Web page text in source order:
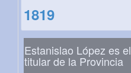
1819
Estanislao López es
titular de la Provincia